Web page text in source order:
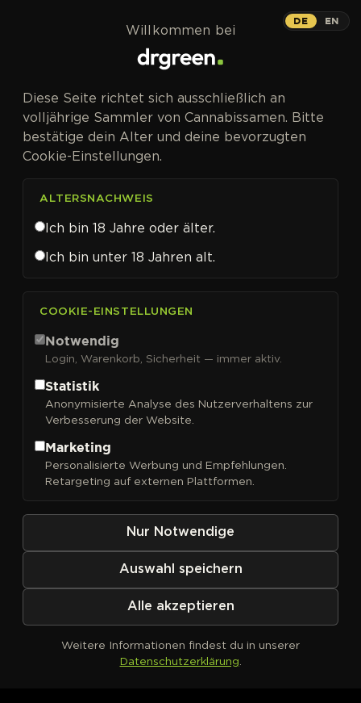
Seedsman
Sortieren nach
Kein Produkt definiert
DE EN
Willkommen bei
Diese Seite richtet sich ausschließlich an
volljährige Sammler von Cannabissamen. Bitte
bestätige dein Alter und deine bevorzugten
Cookie-Einstellungen.
ALTERSNACHWEIS
Ich bin 18 Jahre oder älter.
Ich bin unter 18 Jahren alt.
COOKIE-EINSTELLUNGEN
Notwendig
Login, Warenkorb, Sicherheit — immer aktiv.
Statistik
Anonymisierte Analyse des Nutzerverhaltens zur
Verbesserung der Website.
Marketing
Personalisierte Werbung und Empfehlungen.
Retargeting auf externen Plattformen.
Nur Notwendige
Auswahl speichern
Alle akzeptieren
Weitere Informationen findest du in unserer
Datenschutzerklärung